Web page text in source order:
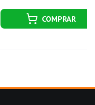
COMPRAR